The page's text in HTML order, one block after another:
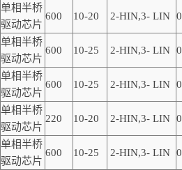
单相半桥
驱动芯片
600 10-20 2-HIN,3- LIN
单相半桥
驱动芯片
600 10-25 2-HIN,3- LIN
单相半桥
驱动芯片
600 10-25 2-HIN,3- LIN
单相半桥
驱动芯片
220 10-20 2-HIN,3- LIN
单相半桥
驱动芯片
600 10-25 2-HIN,3- LIN